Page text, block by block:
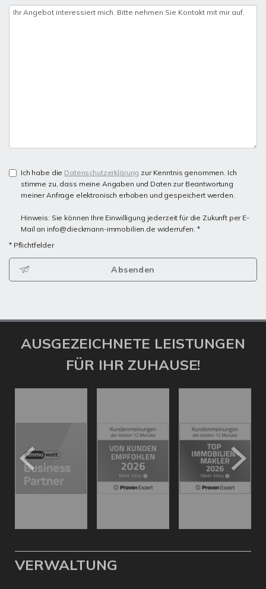
Ich habe die Datenschutzerklärung zur Kenntnis genommen. Ich
stimme zu, dass meine Angaben und Daten zur Beantwortung
meiner Anfrage elektronisch erhoben und gespeichert werden.
Hinweis: Sie können Ihre Einwilligung jederzeit für die Zukunft per E-
Mail an info@dieckmann-immobilien.de widerrufen. *
* Pflichtfelder
Absenden
AUSGEZEICHNETE LEISTUNGEN
FÜR IHR ZUHAUSE!
VERWALTUNG